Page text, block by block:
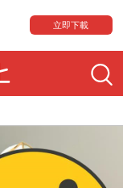
立即下載